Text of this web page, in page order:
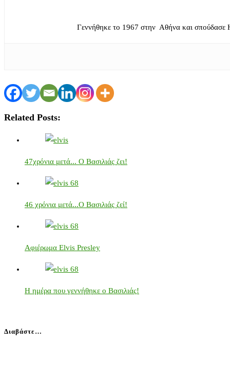
Γεννήθηκε το 1967 στην Αθήνα και σπούδασε
Related Posts:
47χρόνια μετά... Ο Βασιλιάς ζει!
46 χρόνια μετά...Ο Βασιλιάς ζεί!
Αφιέρωμα Elvis Presley
Η ημέρα που γεννήθηκε ο Βασιλιάς!
Διαβάστε…